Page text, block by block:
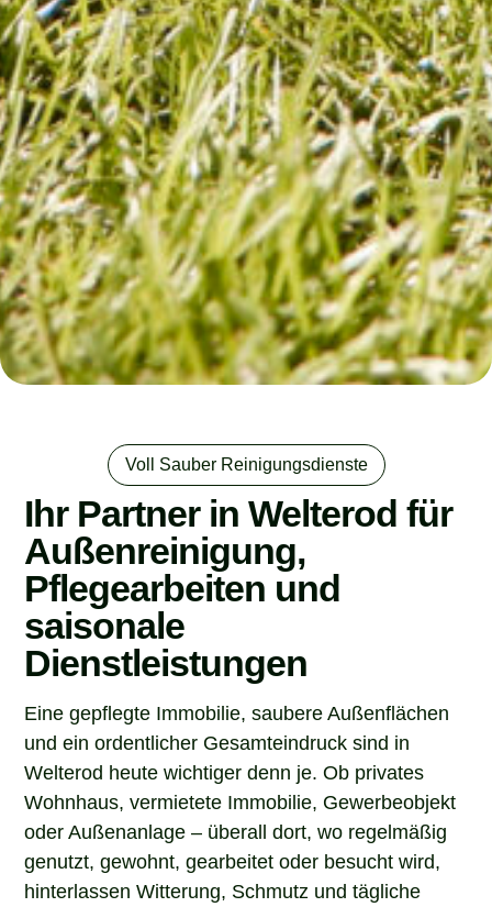
Voll Sauber Reinigungsdienste
Ihr Partner in Welterod für
Außenreinigung,
Pflegearbeiten und
saisonale
Dienstleistungen
Eine gepflegte Immobilie, saubere Außenflächen
und ein ordentlicher Gesamteindruck sind in
Welterod heute wichtiger denn je. Ob privates
Wohnhaus, vermietete Immobilie, Gewerbeobjekt
oder Außenanlage – überall dort, wo regelmäßig
genutzt, gewohnt, gearbeitet oder besucht wird,
hinterlassen Witterung, Schmutz und tägliche